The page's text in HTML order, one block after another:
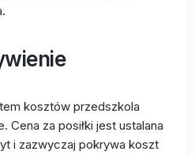
kosztów przedszkola
Cena za posiłki jest ustalana
i zazwyczaj pokrywa koszt